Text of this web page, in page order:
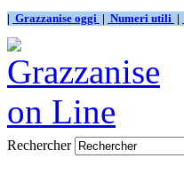
| Grazzanise oggi | Numeri utili |
Rechercher